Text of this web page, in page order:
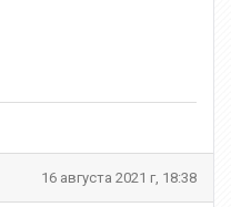
16 августа 2021 г, 18:38